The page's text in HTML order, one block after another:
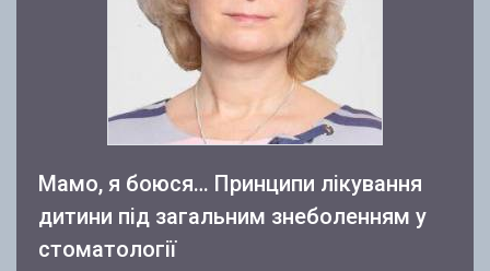
Мамо, я боюся… Принципи лікування
дитини під загальним знеболенням у
стоматології